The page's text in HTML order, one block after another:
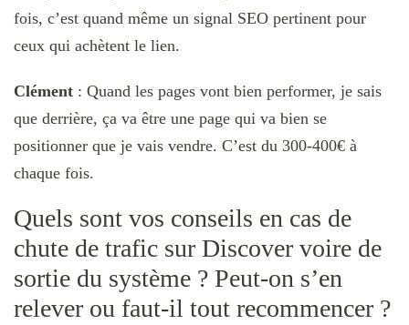
fois, c’est quand même un signal SEO pertinent pour
ceux qui achètent le lien.
Clément : Quand les pages vont bien performer, je sais
que derrière, ça va être une page qui va bien se
positionner que je vais vendre. C’est du 300-400€ à
chaque fois.
Quels sont vos conseils en cas de
chute de trafic sur Discover voire de
sortie du système ? Peut-on s’en
relever ou faut-il tout recommencer ?